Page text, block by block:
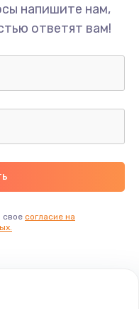
напишите нам,
ответят вам!
свое согласие на